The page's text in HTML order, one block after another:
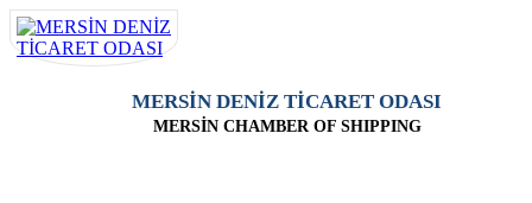
MERSİN DENİZ TİCARET ODASI
MERSİN CHAMBER OF SHIPPING